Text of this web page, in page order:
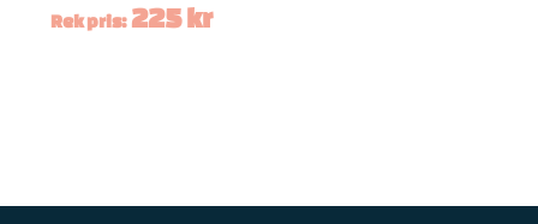
Rek pris: 225kr